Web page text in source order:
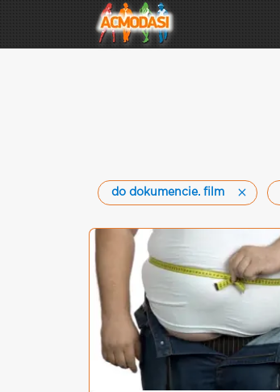
do dokumencie. film